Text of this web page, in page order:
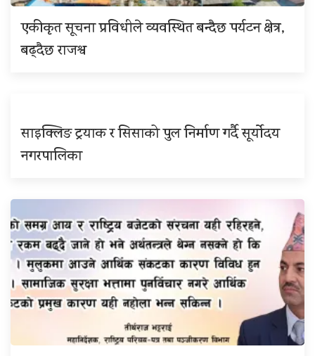
एकीकृत सूचना प्रविधीले व्यवस्थित बन्दैछ पर्यटन क्षेत्र,
बढ्दैछ राजश्व
साइक्लिङ ट्रयाक र सिसाको पुल निर्माण गर्दै सूर्योदय
नगरपालिका